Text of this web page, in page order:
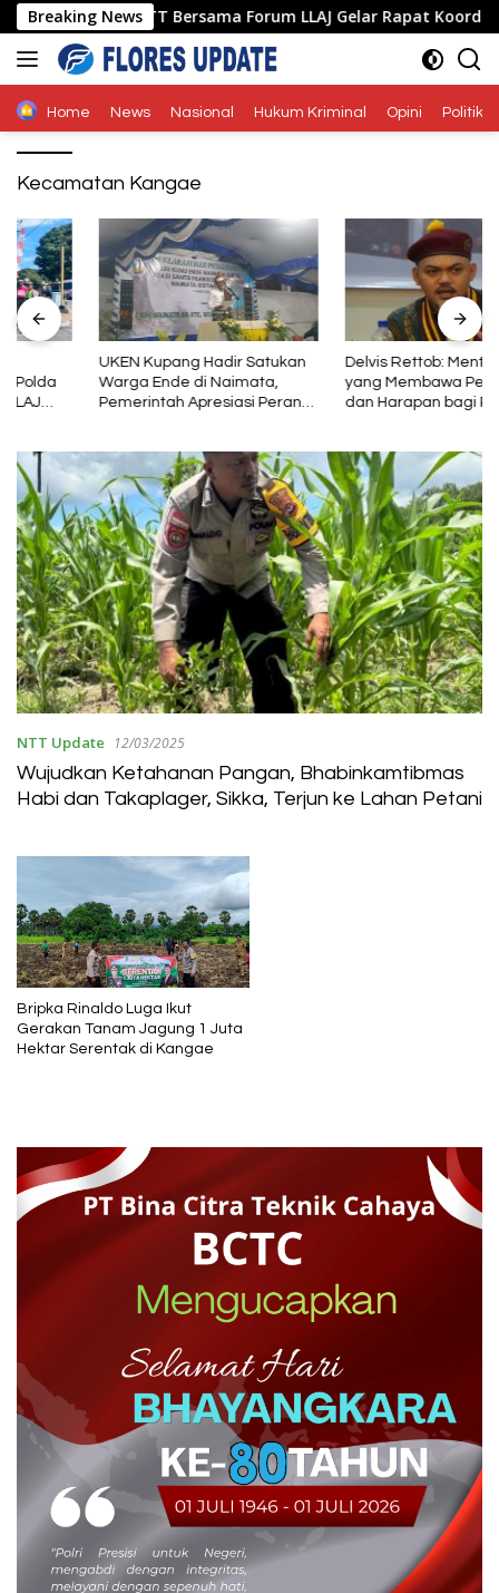
Langsung
ke
konten
Breaking News
Polda NTT Bersama Forum LLAJ Gelar Rapat Koordinasi
Home News Nasional Hukum Kriminal Opini Politik
Kecamatan Kangae
UKEN Kupang Hadir Satukan
Warga Ende di Naimata,
Pemerintah Apresiasi Peran
Delvis Rettob: Mental Baja
yang Membawa Perubahan
dan Harapan bagi PMKRI
NTT Update 12/03/2025
Wujudkan Ketahanan Pangan, Bhabinkamtibmas
Habi dan Takaplager, Sikka, Terjun ke Lahan Petani
Bripka Rinaldo Luga Ikut
Gerakan Tanam Jagung 1 Juta
Hektar Serentak di Kangae